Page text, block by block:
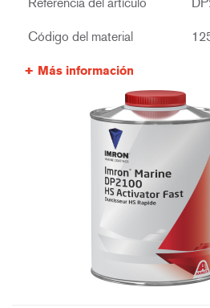
Código del material
Más información